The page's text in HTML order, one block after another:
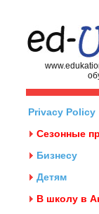
Privacy Policy
Сезонные
Бизнесу
Детям
В школу в